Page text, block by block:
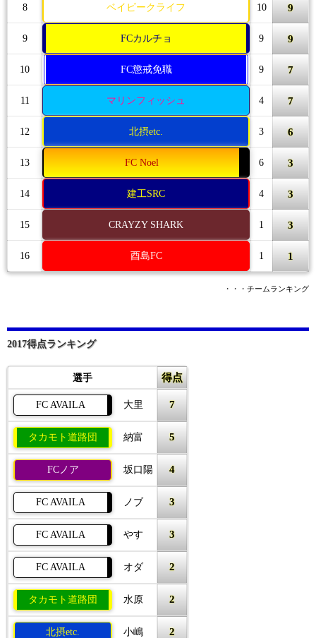
8 ベイビークライフ 10 9
9 FCカルチョ 9 9
10 FC懲戒免職 9 7
11 マリンフィッシュ 4 7
12 北摂etc. 3 6
13 FC Noel 6 3
14 建工SRC 4 3
15 CRAYZY SHARK 1 3
16 酉島FC 1 1
・・・チームランキング
2017得点ランキング
選手 得点
FC AVAILA 大里 7
タカモト道路団 納富 5
FCノア 坂口陽 4
FC AVAILA ノブ 3
FC AVAILA やす 3
FC AVAILA オダ 2
タカモト道路団 水原 2
北摂etc. 小嶋 2